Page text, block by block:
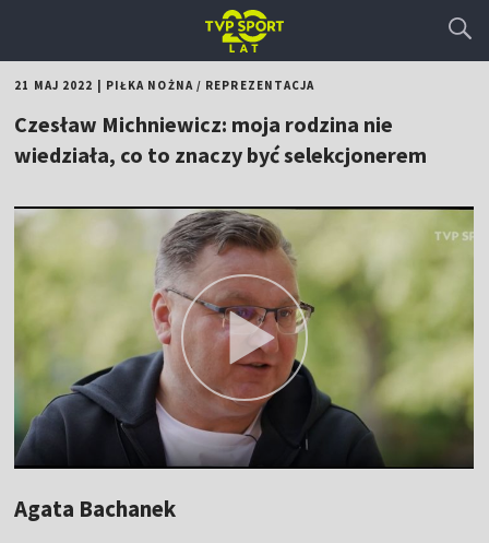
21 MAJ 2022 PIŁKA NOŻNA/ REPREZENTACJA
Czesław Michniewicz: moja rodzina nie
wiedziała, co to znaczy być selekcjonerem
Agata Bachanek